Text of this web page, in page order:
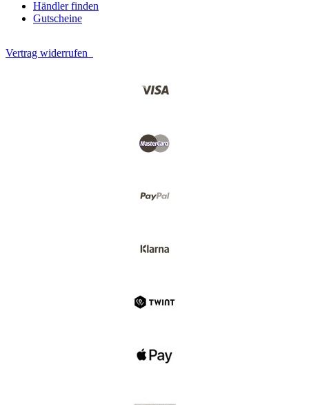
Händler finden
Gutscheine
Vertrag widerrufen